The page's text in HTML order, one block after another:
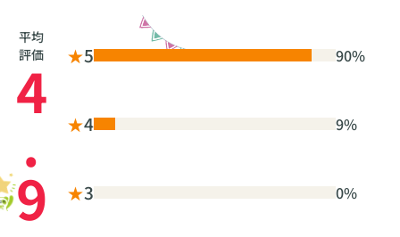
平均
評価
4
.
9
★5 90%
★4 9%
★3 0%